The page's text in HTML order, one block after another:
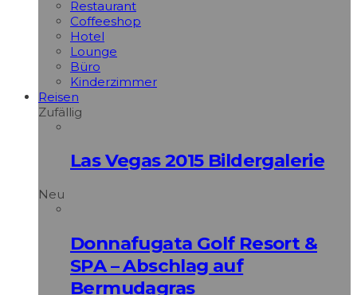
Restaurant
Coffeeshop
Hotel
Lounge
Büro
Kinderzimmer
Reisen
Zufällig
Las Vegas 2015 Bildergalerie
Neu
Donnafugata Golf Resort &
SPA – Abschlag auf
Bermudagras